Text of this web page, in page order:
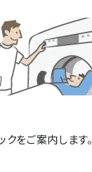
クをご案内します。